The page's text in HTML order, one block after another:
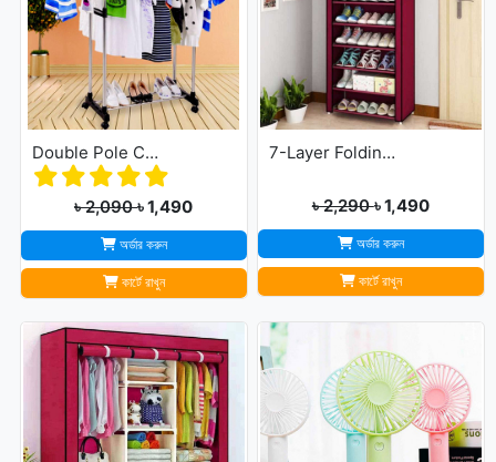
Double Pole Cloth Rack - Stainless Steel
৳ 2,090৳ 1,490
অর্ডার করুন
কার্টে রাখুন
7-Layer Folding Cloth Shoe Rack
৳ 2,290৳ 1,490
অর্ডার করুন
কার্টে রাখুন